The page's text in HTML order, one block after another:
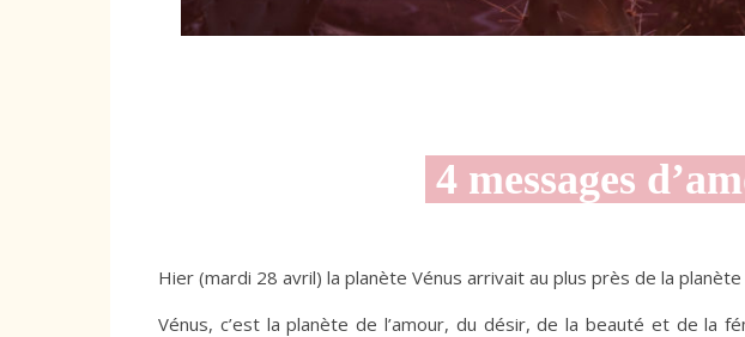
4 messages
Hier (mardi 28 avril) la planète Vénus arrivait au plus près de la
Vénus, c’est la planète de l’amour, du désir, de la beauté et de la